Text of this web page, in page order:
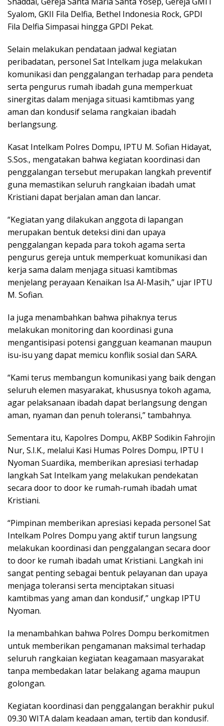
Syalom, GKII Fila Delfia, Bethel Indonesia Rock, GPDI
Fila Delfia Simpasai hingga GPDI Pekat.
Selain melakukan pendataan jadwal kegiatan
peribadatan, personel Sat Intelkam juga melakukan
komunikasi dan penggalangan terhadap para pendeta
serta pengurus rumah ibadah guna memperkuat
sinergitas dalam menjaga situasi kamtibmas yang
aman dan kondusif selama rangkaian ibadah
berlangsung.
Kasat Intelkam Polres Dompu, IPTU M. Sofian Hidayat,
S.Sos., mengatakan bahwa kegiatan koordinasi dan
penggalangan tersebut merupakan langkah preventif
guna memastikan seluruh rangkaian ibadah umat
Kristiani dapat berjalan aman dan lancar.
“Kegiatan yang dilakukan anggota di lapangan
merupakan bentuk deteksi dini dan upaya
penggalangan kepada para tokoh agama serta
pengurus gereja untuk memperkuat komunikasi dan
kerja sama dalam menjaga situasi kamtibmas
menjelang perayaan Kenaikan Isa Al-Masih,” ujar IPTU
M. Sofian.
Ia juga menambahkan bahwa pihaknya terus
melakukan monitoring dan koordinasi guna
mengantisipasi potensi gangguan keamanan maupun
isu-isu yang dapat memicu konflik sosial dan SARA.
“Kami terus membangun komunikasi yang baik dengan
seluruh elemen masyarakat, khususnya tokoh agama,
agar pelaksanaan ibadah dapat berlangsung dengan
aman, nyaman dan penuh toleransi,” tambahnya.
Sementara itu, Kapolres Dompu, AKBP Sodikin Fahrojin
Nur, S.I.K., melalui Kasi Humas Polres Dompu, IPTU I
Nyoman Suardika, memberikan apresiasi terhadap
langkah Sat Intelkam yang melakukan pendekatan
secara door to door ke rumah-rumah ibadah umat
Kristiani.
“Pimpinan memberikan apresiasi kepada personel Sat
Intelkam Polres Dompu yang aktif turun langsung
melakukan koordinasi dan penggalangan secara door
to door ke rumah ibadah umat Kristiani. Langkah ini
sangat penting sebagai bentuk pelayanan dan upaya
menjaga toleransi serta menciptakan situasi
kamtibmas yang aman dan kondusif,” ungkap IPTU
Nyoman.
Ia menambahkan bahwa Polres Dompu berkomitmen
untuk memberikan pengamanan maksimal terhadap
seluruh rangkaian kegiatan keagamaan masyarakat
tanpa membedakan latar belakang agama maupun
golongan.
Kegiatan koordinasi dan penggalangan berakhir pukul
09.30 WITA dalam keadaan aman, tertib dan kondusif.